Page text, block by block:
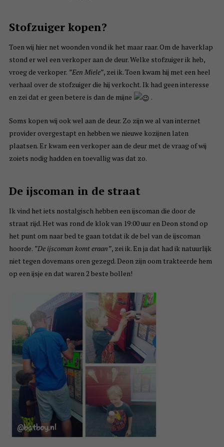
Stofzuiger kopen?
Toen wij hier net woonden vond ik het maar raar. Om de haverklap
stond er wel een verkoper aan de deur. Welke stofzuiger ik heb,
vroeg de verkoper. ”Een Miele”, zei ik. Toen kwam hij met een heel
verhaal over de stofzuiger die hij verkocht. Ik had geen interesse
en zei dat er geen betere is dan de mijne
.
Soms kopen wij ook wel aan de deur. Zo zijn we al van internet
provider overgestapt en hebben we nieuwe kozijnen laten
plaatsen. Er kwam een verkoper aan de deur met de vraag of wij
zoiets nodig hadden en toevallig was dat zo.
De ijscoman in de straat
Ik vind het iets nostalgisch hebben een ijscoman die door de
straat rijd. Het was rond de klok van 19:00 uur en Deon stond op
het punt om naar bed te gaan totdat ik de bel van de ijscoman
hoorde. ”De ijscoman komt eraan”, zei ik. En ja dat had ik natuurlijk
niet tegen dovemans oren gezegd. Deon zijn oom trakteerde hem
op een ijsje en dat waren 2 beste bollen!